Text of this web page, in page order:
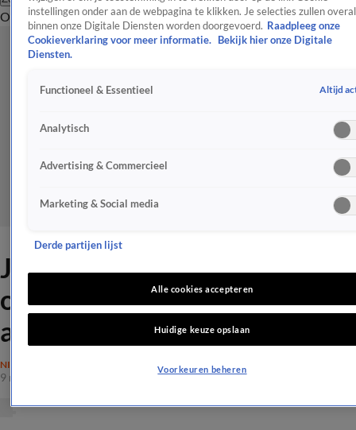
OverzichtEntertainmentSpraakmakendRealityCrimeVideo's
Jutta Leerdam neemt
onverwachte beslissing: gaat
alleen verder
NIEUWS
9 mei 2024, 12:52
instellingen onder aan de webpagina te klikken. Je selecties zullen overal
binnen onze Digitale Diensten worden doorgevoerd. Raadpleeg onze
Cookieverklaring voor meer informatie.
Bekijk hier onze Digitale
Diensten.
Functioneel & Essentieel Altijd
Analytisch
Advertising & Commercieel
Marketing & Social media
Derde partijen lijst
Alle cookies accepteren
Huidige keuze opslaan
Voorkeuren beheren